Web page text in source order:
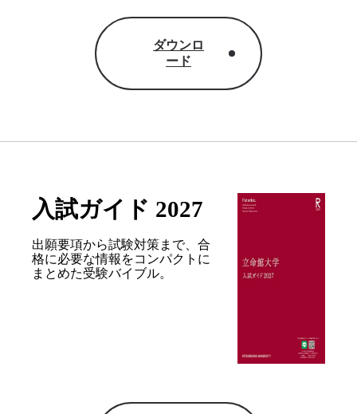
ダウンロ
ード
入試ガイド 2027
出願要項から試験対策まで、合
格に必要な情報をコンパクトに
まとめた受験バイブル。